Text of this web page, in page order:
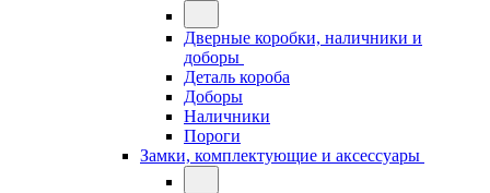
Дверные коробки, наличники и
доборы
Деталь короба
Доборы
Наличники
Пороги
Замки, комплектующие и аксессуары